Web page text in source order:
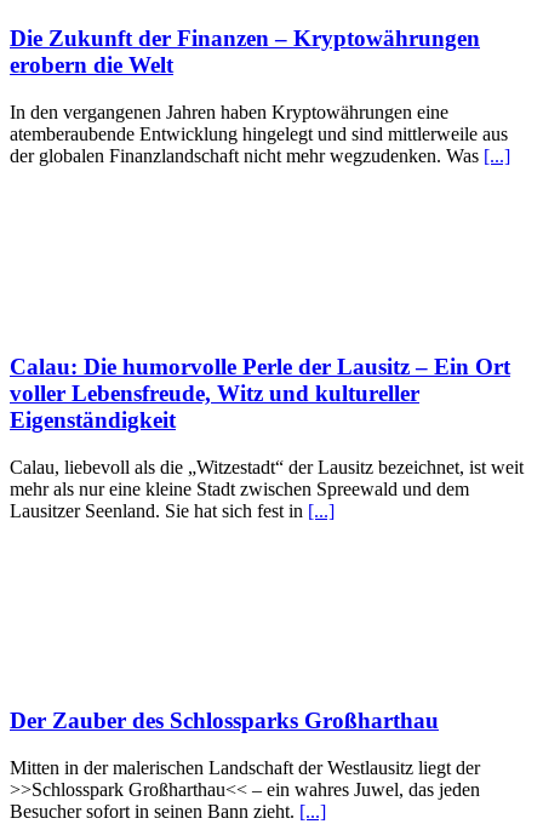
Die Zukunft der Finanzen – Kryptowährungen
erobern die Welt
In den vergangenen Jahren haben Kryptowährungen eine
atemberaubende Entwicklung hingelegt und sind mittlerweile aus
der globalen Finanzlandschaft nicht mehr wegzudenken. Was [...]
Calau: Die humorvolle Perle der Lausitz – Ein Ort
voller Lebensfreude, Witz und kultureller
Eigenständigkeit
Calau, liebevoll als die „Witzestadt“ der Lausitz bezeichnet, ist weit
mehr als nur eine kleine Stadt zwischen Spreewald und dem
Lausitzer Seenland. Sie hat sich fest in [...]
Der Zauber des Schlossparks Großharthau
Mitten in der malerischen Landschaft der Westlausitz liegt der
>>Schlosspark Großharthau<< – ein wahres Juwel, das jeden
Besucher sofort in seinen Bann zieht. [...]